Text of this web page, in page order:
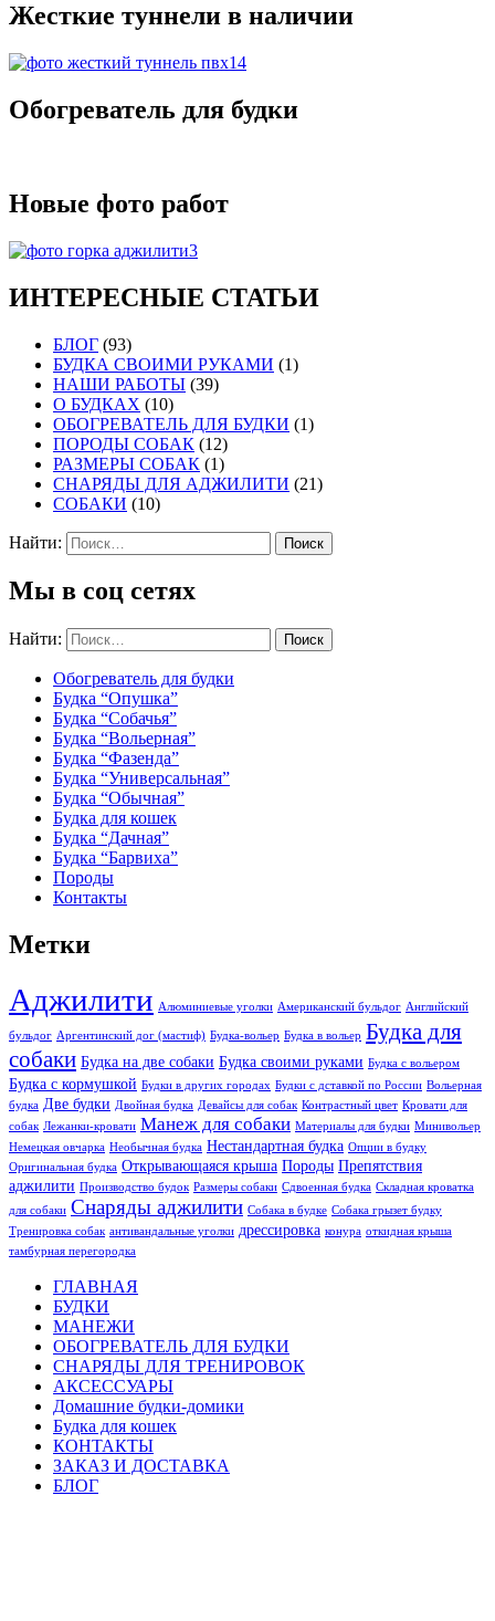
Жесткие туннели в наличии
Обогреватель для будки
Новые фото работ
ИНТЕРЕСНЫЕ СТАТЬИ
БЛОГ (93)
БУДКА СВОИМИ РУКАМИ (1)
НАШИ РАБОТЫ (39)
О БУДКАХ (10)
ОБОГРЕВАТЕЛЬ ДЛЯ БУДКИ (1)
ПОРОДЫ СОБАК (12)
РАЗМЕРЫ СОБАК (1)
СНАРЯДЫ ДЛЯ АДЖИЛИТИ (21)
СОБАКИ (10)
Найти:
Мы в соц сетях
Найти:
Обогреватель для будки
Будка “Опушка”
Будка “Собачья”
Будка “Вольерная”
Будка “Фазенда”
Будка “Универсальная”
Будка “Обычная”
Будка для кошек
Будка “Дачная”
Будка “Барвиха”
Породы
Контакты
Метки
Аджилити Алюминиевые уголки Американский бульдог Английский
бульдог Аргентинский дог (мастиф) Будка-вольер Будка в вольер Будка для
собаки Будка на две собаки Будка своими руками Будка с вольером
Будка с кормушкой Будки в других городах Будки с дставкой по России Вольерная
будка Две будки Двойная будка Девайсы для собак Контрастный цвет Кровати для
собак Лежанки-кровати Манеж для собаки Материалы для будки Минивольер
Немецкая овчарка Необычная будка Нестандартная будка Опции в будку
Оригинальная будка Открывающаяся крыша Породы Препятствия
аджилити Производство будок Размеры собаки Сдвоенная будка Складная кроватка
для собаки Снаряды аджилити Собака в будке Собака грызет будку
Тренировка собак антивандальные уголки дрессировка конура откидная крыша
тамбурная перегородка
ГЛАВНАЯ
БУДКИ
МАНЕЖИ
ОБОГРЕВАТЕЛЬ ДЛЯ БУДКИ
СНАРЯДЫ ДЛЯ ТРЕНИРОВОК
АКСЕССУАРЫ
Домашние будки-домики
Будка для кошек
КОНТАКТЫ
ЗАКАЗ И ДОСТАВКА
БЛОГ